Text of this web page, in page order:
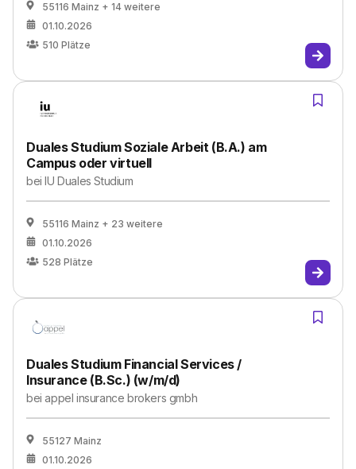
55116 Mainz + 14 weitere
01.10.2026
510 Plätze
Duales Studium Soziale Arbeit (B.A.) am
Campus oder virtuell
beiIU Duales Studium
55116 Mainz + 23 weitere
01.10.2026
528 Plätze
Duales Studium Financial Services /
Insurance (B.Sc.) (w/m/d)
beiappel insurance brokers gmbh
55127 Mainz
01.10.2026